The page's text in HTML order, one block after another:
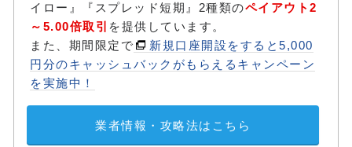
イロー』『スプレッド短期』2種類のペイアウト2
～5.00倍取引 を提供しています。
また、期間限定で
新規口座開設をすると5,000
円分のキャッシュバックがもらえるキャンペーン
を実施中！
業者情報・攻略法はこちら